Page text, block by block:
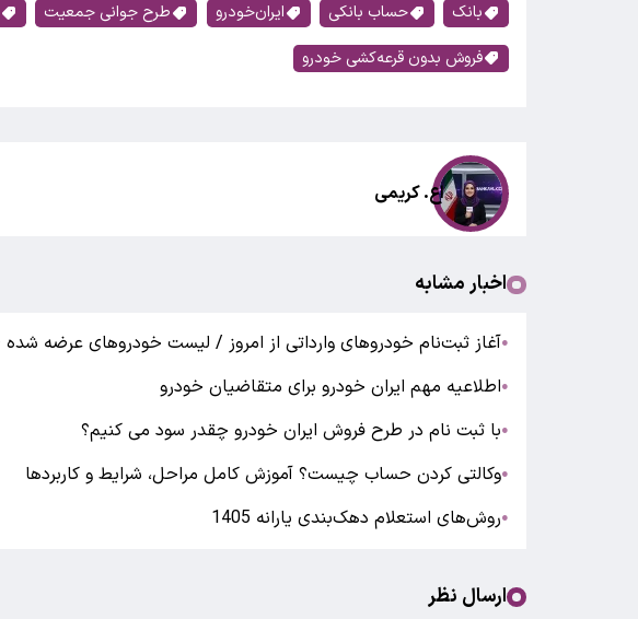
بانک حساب بانکی ایران‌خودرو طرح جوانی جمعیت
فروش بدون قرعه‌کشی خودرو
اع. کریمی
اخبار مشابه
●آغاز ثبت‌نام خودروهای وارداتی از امروز / لیست خودروهای عرضه
●اطلاعیه مهم ایران خودرو برای متقاضیان خودرو
●با ثبت نام در طرح فروش ایران خودرو چقدر سود می کنیم؟
●وکالتی کردن حساب چیست؟ آموزش کامل مراحل، شرایط و کاربردها
●روش‌های استعلام دهک‌بندی یارانه 1405
ارسال نظر